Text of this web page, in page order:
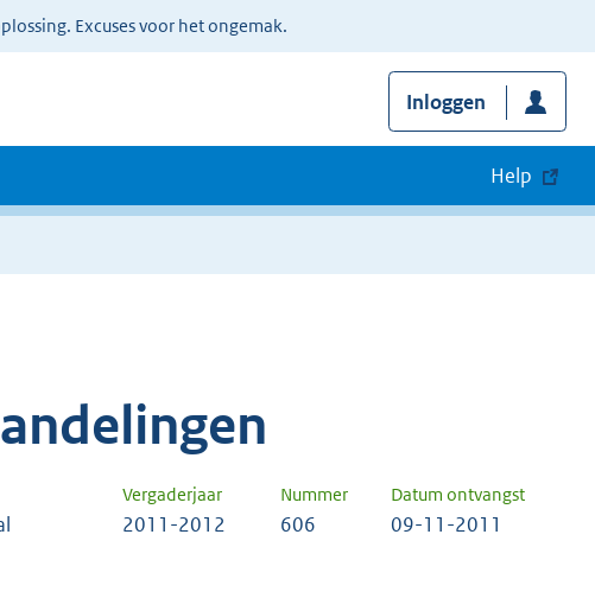
Excuses voor het ongemak.
Inloggen
Help
Vergaderjaar Nummer Datum ontvangst
2011-2012 606 09-11-2011